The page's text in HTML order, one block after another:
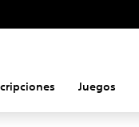
Juegos